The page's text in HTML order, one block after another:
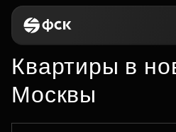
Квартиры в
Москвы